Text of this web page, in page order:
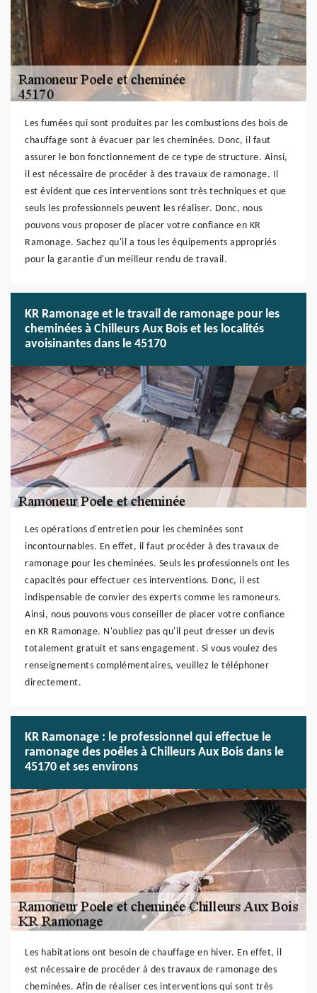
Les fumées qui sont produites par les combustions des bois de
chauffage sont à évacuer par les cheminées. Donc, il faut
assurer le bon fonctionnement de ce type de structure. Ainsi,
il est nécessaire de procéder à des travaux de ramonage. Il
est évident que ces interventions sont très techniques et que
seuls les professionnels peuvent les réaliser. Donc, nous
pouvons vous proposer de placer votre confiance en KR
Ramonage. Sachez qu'il a tous les équipements appropriés
pour la garantie d'un meilleur rendu de travail.
KR Ramonage et le travail de ramonage pour les
cheminées à Chilleurs Aux Bois et les localités
avoisinantes dans le 45170
Les opérations d'entretien pour les cheminées sont
incontournables. En effet, il faut procéder à des travaux de
ramonage pour les cheminées. Seuls les professionnels ont les
capacités pour effectuer ces interventions. Donc, il est
indispensable de convier des experts comme les ramoneurs.
Ainsi, nous pouvons vous conseiller de placer votre confiance
en KR Ramonage. N'oubliez pas qu'il peut dresser un devis
totalement gratuit et sans engagement. Si vous voulez des
renseignements complémentaires, veuillez le téléphoner
directement.
KR Ramonage : le professionnel qui effectue le
ramonage des poêles à Chilleurs Aux Bois dans le
45170 et ses environs
Les habitations ont besoin de chauffage en hiver. En effet, il
est nécessaire de procéder à des travaux de ramonage des
cheminées. Afin de réaliser ces interventions qui sont très